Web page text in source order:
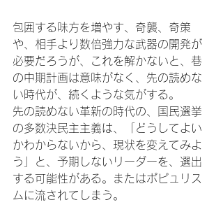
包囲する味方を増やす、奇襲、奇策
や、相手より数倍強力な武器の開発が
必要だろうが、これを解かないと、巷
の中期計画は意味がなく、先の読めな
い時代が、続くような気がする。
先の読めない革新の時代の、国民選挙
の多数決民主主義は、「どうしてよい
かわからないから、現状を変えてみよ
う」と、予期しないリーダーを、選出
する可能性がある。またはポピュリス
ムに流されてしまう。